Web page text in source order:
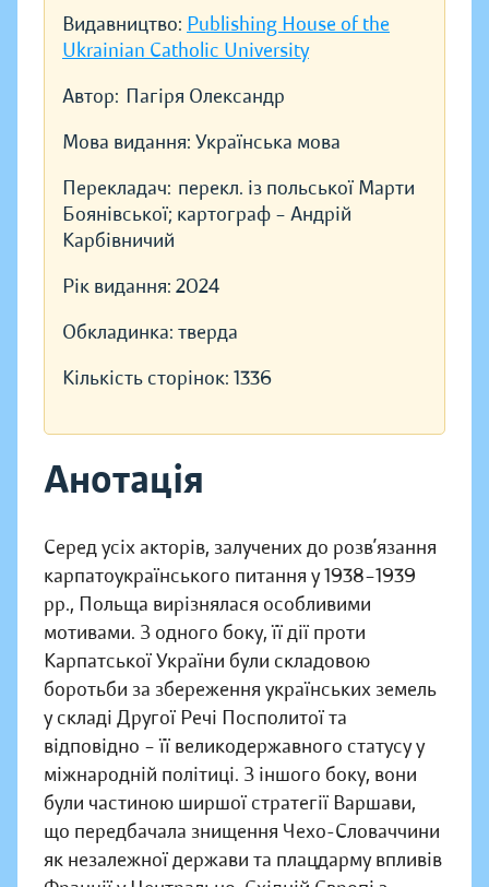
Видавництво: Publishing House of the
Ukrainian Catholic University
Автор: Пагіря Олександр
Мова видання: Українська мова
Перекладач: перекл. із польської Марти
Боянівської; картограф – Андрій
Карбівничий
Рік видання: 2024
Обкладинка: тверда
Кількість сторінок: 1336
Анотація
Серед усіх акторів, залучених до розв’язання
карпатоукраїнського питання у 1938–1939
рр., Польща вирізнялася особливими
мотивами. З одного боку, її дії проти
Карпатської України були складовою
боротьби за збереження українських земель
у складі Другої Речі Посполитої та
відповідно – її великодержавного статусу у
міжнародній політиці. З іншого боку, вони
були частиною ширшої стратегії Варшави,
що передбачала знищення Чехо-Словаччини
як незалежної держави та плацдарму впливів